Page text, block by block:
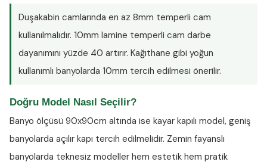
Duşakabin camlarında en az 8mm temperli cam
kullanılmalıdır. 10mm lamine temperli cam darbe
dayanımını yüzde 40 artırır. Kağıthane gibi yoğun
kullanımlı banyolarda 10mm tercih edilmesi önerilir.
Doğru Model Nasıl Seçilir?
Banyo ölçüsü 90x90cm altında ise kayar kapılı model, geniş
banyolarda açılır kapı tercih edilmelidir. Zemin fayanslı
banyolarda teknesiz modeller hem estetik hem pratik